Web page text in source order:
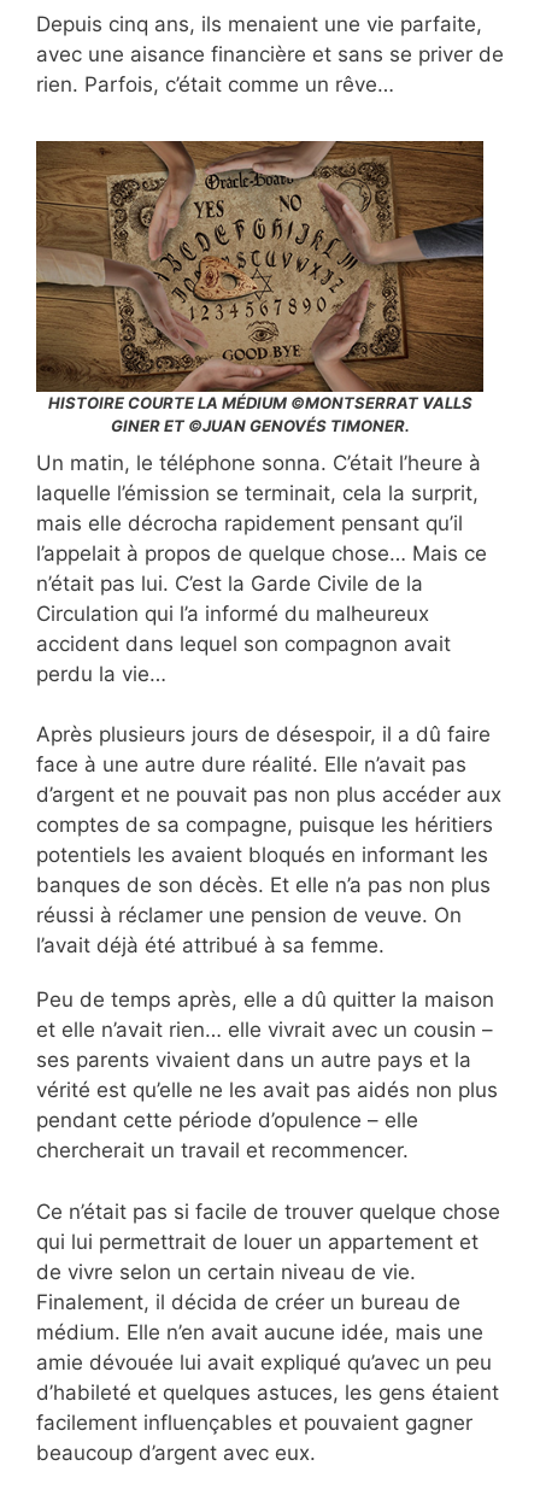
Depuis cinq ans, ils menaient une vie parfaite,
avec une aisance financière et sans se priver de
rien. Parfois, c’était comme un rêve…
HISTOIRE COURTE LA MÉDIUM ©MONTSERRAT VALLS
GINER ET ©JUAN GENOVÉS TIMONER.
Un matin, le téléphone sonna. C’était l’heure à
laquelle l’émission se terminait, cela la surprit,
mais elle décrocha rapidement pensant qu’il
l’appelait à propos de quelque chose… Mais ce
n’était pas lui. C’est la Garde Civile de la
Circulation qui l’a informé du malheureux
accident dans lequel son compagnon avait
perdu la vie…
Après plusieurs jours de désespoir, il a dû faire
face à une autre dure réalité. Elle n’avait pas
d’argent et ne pouvait pas non plus accéder aux
comptes de sa compagne, puisque les héritiers
potentiels les avaient bloqués en informant les
banques de son décès. Et elle n’a pas non plus
réussi à réclamer une pension de veuve. On
l’avait déjà été attribué à sa femme.
Peu de temps après, elle a dû quitter la maison
et elle n’avait rien… elle vivrait avec un cousin –
ses parents vivaient dans un autre pays et la
vérité est qu’elle ne les avait pas aidés non plus
pendant cette période d’opulence – elle
chercherait un travail et recommencer.
Ce n’était pas si facile de trouver quelque chose
qui lui permettrait de louer un appartement et
de vivre selon un certain niveau de vie.
Finalement, il décida de créer un bureau de
médium. Elle n’en avait aucune idée, mais une
amie dévouée lui avait expliqué qu’avec un peu
d’habileté et quelques astuces, les gens étaient
facilement influençables et pouvaient gagner
beaucoup d’argent avec eux.